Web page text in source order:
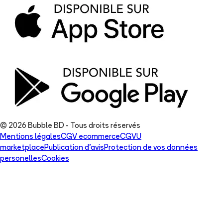
© 2026 Bubble BD - Tous droits réservés
Mentions légalesCGV ecommerceCGVU
marketplace Publication d'avis Protection de vos données
personellesCookies